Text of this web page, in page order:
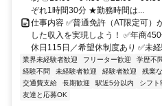
ぞれ1時間30分 ★勤務時間は...
仕事内容 ✅普通免許（AT限定可）
した収入を実現しよう！ ✅年商
休日115日／希望休制度あり ✅未
業界未経験者歓迎 フリーター歓迎 学歴不
経験不問
未経験者歓迎 経験者歓迎 残業な
交通費支給
長期歓迎 駅近5分以内 シフト
友達と応募OK